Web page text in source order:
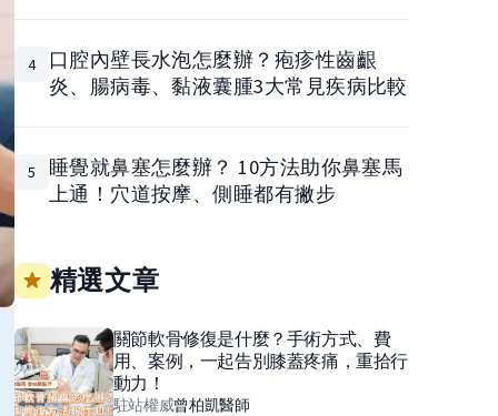
4
口腔內壁長水泡怎麼辦？疱疹性齒齦
炎、腸病毒、黏液囊腫3大常見疾病比較
5
睡覺就鼻塞怎麼辦？ 10方法助你鼻塞馬
上通！穴道按摩、側睡都有撇步
精選文章
關節軟骨修復是什麼？手術方式、費
用、案例，一起告別膝蓋疼痛，重拾行
動力！
駐站權威曾柏凱醫師